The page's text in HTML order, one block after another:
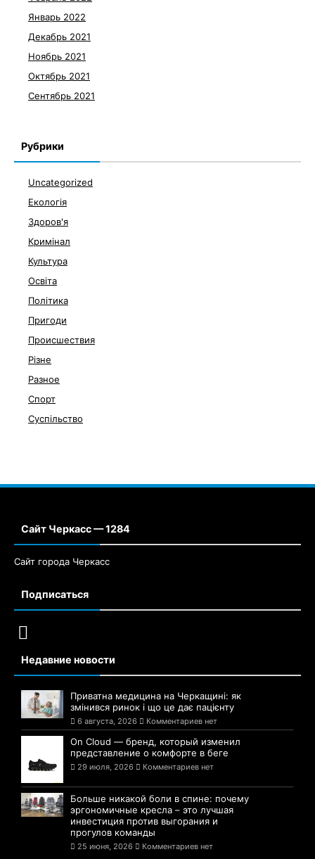
Январь 2022
Декабрь 2021
Ноябрь 2021
Октябрь 2021
Сентябрь 2021
Рубрики
Uncategorized
Екологія
Здоров'я
Кримінал
Культура
Освіта
Політика
Пригоди
Происшествия
Різне
Разное
Спорт
Суспільство
Сайт Черкасс — 1284
Сайт города Черкасс
Подписаться
Недавние новости
Приватна медицина на Черкащині: як
змінився ринок і що це дає пацієнту
6 августа, 2026 Комментариев нет
On Cloud — бренд, который изменил
представление о комфорте в беге
29 июля, 2026 Комментариев нет
Больше никакой боли в спине: почему
эргономичные кресла – это лучшая
инвестиция против выгорания и
прогулов команды
25 июня, 2026 Комментариев нет